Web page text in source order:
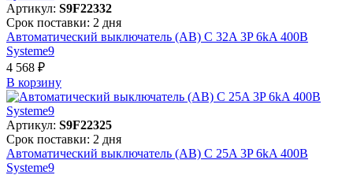
Артикул: S9F22332
Срок поставки: 2 дня
Автоматический выключатель (АВ) C 32A 3P 6kA 400В
Systeme9
4 568 ₽
В корзинy
Артикул: S9F22325
Срок поставки: 2 дня
Автоматический выключатель (АВ) C 25A 3P 6kA 400В
Systeme9